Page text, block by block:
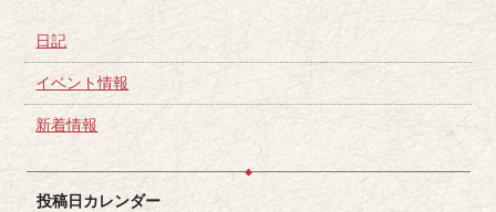
日記
イベント情報
新着情報
投稿日カレンダー